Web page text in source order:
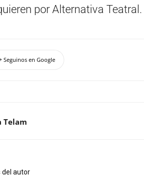
por Alternativa Teatral.
Seguinos en Google
Telam
del autor